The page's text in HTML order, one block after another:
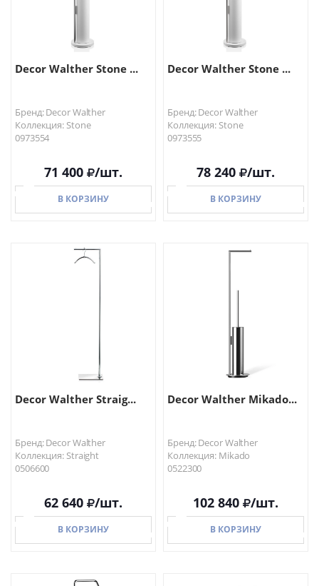
Decor Walther Stone ...
Бренд: Decor Walther
Коллекция: Stone
0973554
71 400 /шт.
В КОРЗИНУ
Decor Walther Stone ...
Бренд: Decor Walther
Коллекция: Stone
0973555
78 240 /шт.
В КОРЗИНУ
Decor Walther Straig...
Бренд: Decor Walther
Коллекция: Straight
0506600
62 640 /шт.
В КОРЗИНУ
Decor Walther Mikado...
Бренд: Decor Walther
Коллекция: Mikado
0522300
102 840 /шт.
В КОРЗИНУ